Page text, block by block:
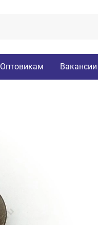
Оптовикам Вакансии